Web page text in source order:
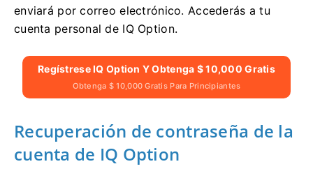
enviará por correo electrónico. Accederás a tu
cuenta personal de IQ Option.
Regístrese IQ Option Y Obtenga $ 10,000 Gratis
Obtenga $ 10,000 Gratis Para Principiantes
Recuperación de contraseña de la
cuenta de IQ Option